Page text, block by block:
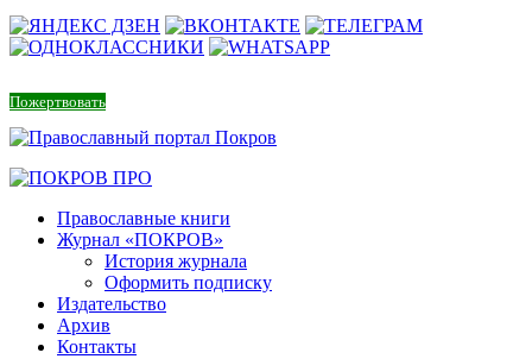
Пожертвовать
Православные книги
Журнал «ПОКРОВ»
История журнала
Оформить подписку
Издательство
Архив
Контакты